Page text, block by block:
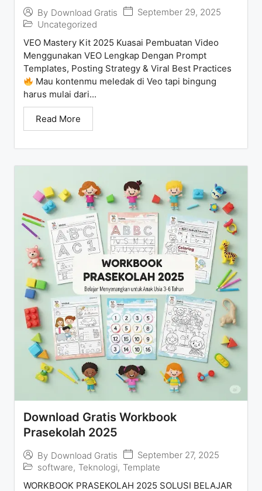
By Download Gratis
September 29, 2025
Uncategorized
VEO Mastery Kit 2025 Kuasai Pembuatan Video
Menggunakan VEO Lengkap Dengan Prompt
Templates, Posting Strategy & Viral Best Practices
Mau kontenmu meledak di Veo tapi bingung
harus mulai dari...
Read More
Download Gratis Workbook
Prasekolah 2025
By Download Gratis
September 27, 2025
software, Teknologi, Template
WORKBOOK PRASEKOLAH 2025 SOLUSI BELAJAR